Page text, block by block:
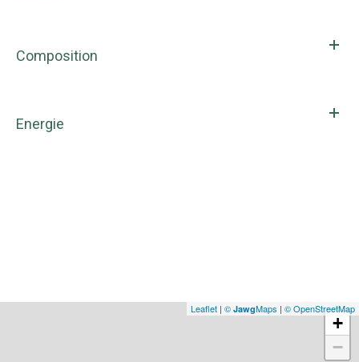
Composition
Energie
+
−
Leaflet | © JawgMaps | © OpenStreetMap